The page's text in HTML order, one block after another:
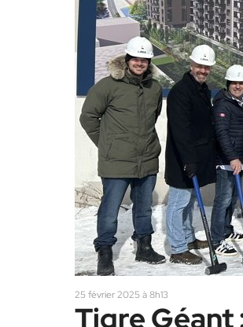
25 février 2025 à 8h13
Tigre Géant